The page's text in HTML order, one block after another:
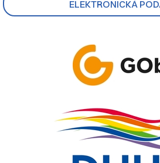
ELEKTRONICKÁ